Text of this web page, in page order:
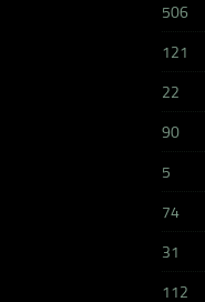
506
121
22
90
5
74
31
112